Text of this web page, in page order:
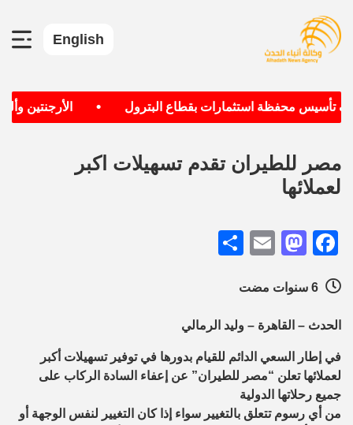
English
تأسيس محفظة استثمارات بقطاع البترول الأرجنتين
مصر للطيران تقدم تسهيلات اكبر
لعملائها
Facebook
Mastodon
Email
الحدث – القاهرة – وليد الرمالي
في إطار السعي الدائم للقيام بدورها في توفير تسهيلات أكبر
لعملائها تعلن “مصر للطيران” عن إعفاء السادة الركاب على
جميع رحلاتها الدولية
من أي رسوم تتعلق بالتغيير سواء إذا كان التغيير لنفس الوجهة أو